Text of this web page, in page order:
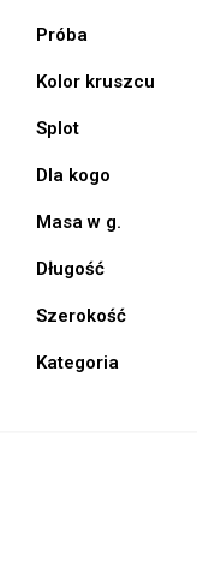
Próba
Kolor kruszcu
Splot
Dla kogo
Masa w g.
Długość
Szerokość
Kategoria